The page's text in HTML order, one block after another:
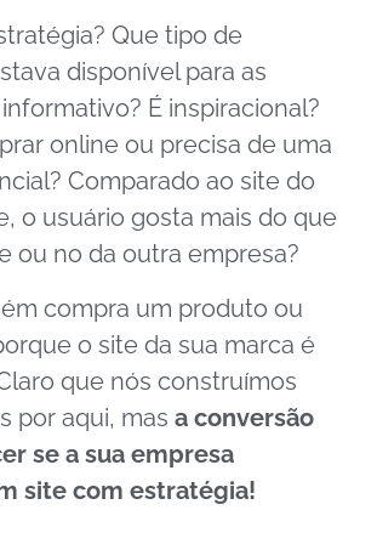
Que tipo de
disponível para as
É inspiracional?
online ou precisa de uma
Comparado ao site do
o usuário gosta mais do que
ou no da outra empresa?
compra um produto ou
o site da sua marca é
que nós construímos
por aqui, mas a conversão
se a sua empresa
site com estratégia!